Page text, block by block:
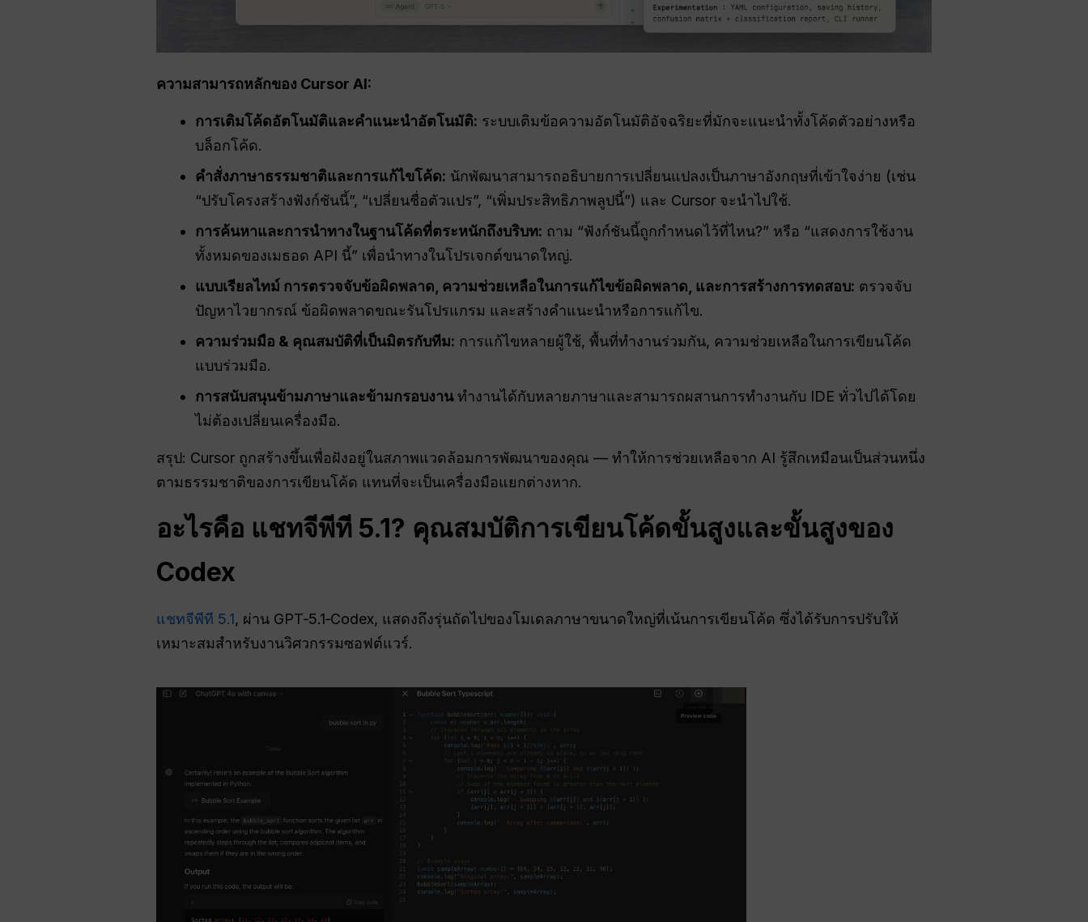
ความสามารถหลักของ Cursor AI:
การเติมโค้ดอัตโนมัติและคำแนะนำอัตโนมัติ: ระบบเติมข้อความอัตโนมัติอัจฉริยะที่มักจะแนะนำทั้งโค้ดตัวอย่างหรือ
บล็อกโค้ด.
คำสั่งภาษาธรรมชาติและการแก้ไขโค้ด: นักพัฒนาสามารถอธิบายการเปลี่ยนแปลงเป็นภาษาอังกฤษที่เข้าใจง่าย (เช่น
“ปรับโครงสร้างฟังก์ชันนี้”, “เปลี่ยนชื่อตัวแปร”, “เพิ่มประสิทธิภาพลูปนี้”) และ Cursor จะนำไปใช้.
การค้นหาและการนำทางในฐานโค้ดที่ตระหนักถึงบริบท: ถาม “ฟังก์ชันนี้ถูกกำหนดไว้ที่ไหน?” หรือ “แสดงการใช้งาน
ทั้งหมดของเมธอด API นี้” เพื่อนำทางในโปรเจกต์ขนาดใหญ่.
แบบเรียลไทม์ การตรวจจับข้อผิดพลาด, ความช่วยเหลือในการแก้ไขข้อผิดพลาด, และการสร้างการทดสอบ: ตรวจจับ
ปัญหาไวยากรณ์ ข้อผิดพลาดขณะรันโปรแกรม และสร้างคำแนะนำหรือการแก้ไข.
ความร่วมมือ & คุณสมบัติที่เป็นมิตรกับทีม: การแก้ไขหลายผู้ใช้, พื้นที่ทำงานร่วมกัน, ความช่วยเหลือในการเขียนโค้ด
แบบร่วมมือ.
การสนับสนุนข้ามภาษาและข้ามกรอบงานทำงานได้กับหลายภาษาและสามารถผสานการทำงานกับ IDE ทั่วไปได้โดย
ไม่ต้องเปลี่ยนเครื่องมือ.
สรุป: Cursor ถูกสร้างขึ้นเพื่อฝังอยู่ในสภาพแวดล้อมการพัฒนาของคุณ — ทำให้การช่วยเหลือจาก AI รู้สึกเหมือนเป็นส่วนหนึ่ง
ตามธรรมชาติของการเขียนโค้ด แทนที่จะเป็นเครื่องมือแยกต่างหาก.
อะไรคือ แชทจีพีที 5.1? คุณสมบัติการเขียนโค้ดขั้นสูงและขั้นสูงของ
Codex
แชทจีพีที 5.1, ผ่าน GPT‑5.1‑Codex, แสดงถึงรุ่นถัดไปของโมเดลภาษาขนาดใหญ่ที่เน้นการเขียนโค้ด ซึ่งได้รับการปรับให้
เหมาะสมสำหรับงานวิศวกรรมซอฟต์แวร์.